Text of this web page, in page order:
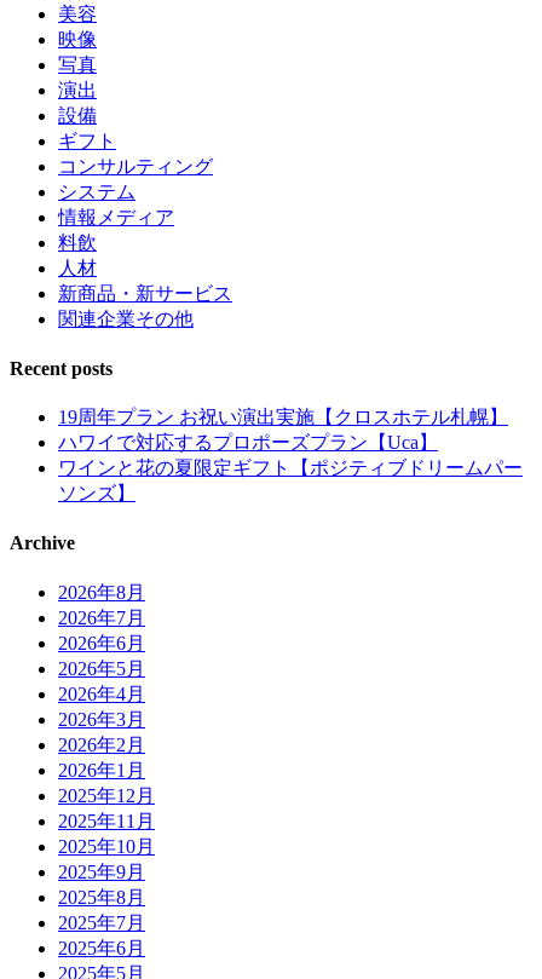
美容
映像
写真
演出
設備
ギフト
コンサルティング
システム
情報メディア
料飲
人材
新商品・新サービス
関連企業その他
Recent posts
19周年プラン お祝い演出実施【クロスホテル札幌】
ハワイで対応するプロポーズプラン【Uca】
ワインと花の夏限定ギフト【ポジティブドリームパー
ソンズ】
Archive
2026年8月
2026年7月
2026年6月
2026年5月
2026年4月
2026年3月
2026年2月
2026年1月
2025年12月
2025年11月
2025年10月
2025年9月
2025年8月
2025年7月
2025年6月
2025年5月